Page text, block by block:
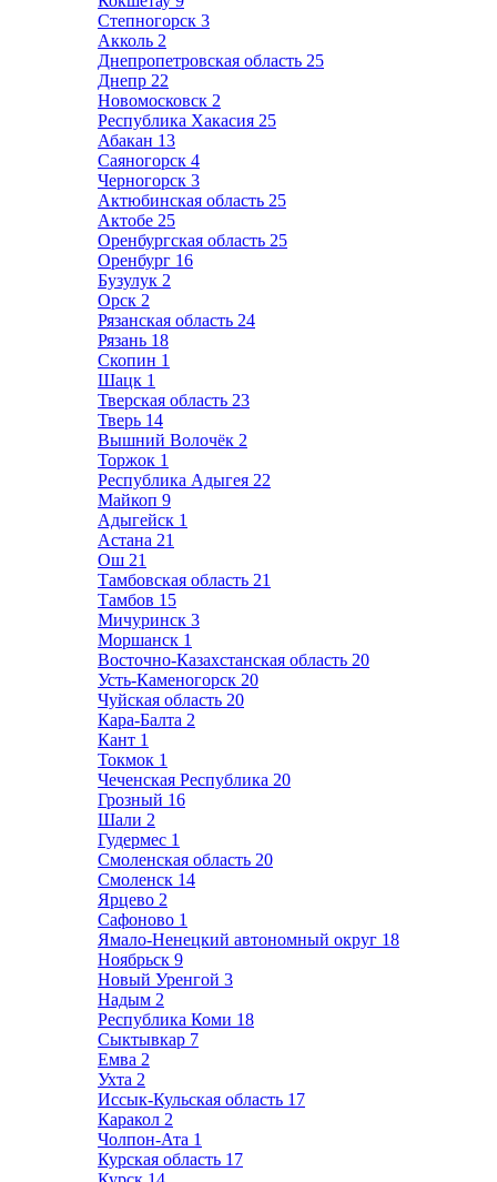
Степногорск 3
Акколь 2
Днепропетровская область 25
Днепр 22
Новомосковск 2
Республика Хакасия 25
Абакан 13
Саяногорск 4
Черногорск 3
Актюбинская область 25
Актобе 25
Оренбургская область 25
Оренбург 16
Бузулук 2
Орск 2
Рязанская область 24
Рязань 18
Скопин 1
Шацк 1
Тверская область 23
Тверь 14
Вышний Волочёк 2
Торжок 1
Республика Адыгея 22
Майкоп 9
Адыгейск 1
Астана 21
Ош 21
Тамбовская область 21
Тамбов 15
Мичуринск 3
Моршанск 1
Восточно-Казахстанская область 20
Усть-Каменогорск 20
Чуйская область 20
Кара-Балта 2
Кант 1
Токмок 1
Чеченская Республика 20
Грозный 16
Шали 2
Гудермес 1
Смоленская область 20
Смоленск 14
Ярцево 2
Сафоново 1
Ямало-Ненецкий автономный округ 18
Ноябрьск 9
Новый Уренгой 3
Надым 2
Республика Коми 18
Сыктывкар 7
Емва 2
Ухта 2
Иссык-Кульская область 17
Каракол 2
Чолпон-Ата 1
Курская область 17